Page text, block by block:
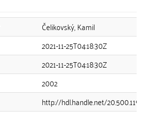
Čelikovský, Kamil
2021-11-25T04:18:30Z
2021-11-25T04:18:30Z
2002
http://hdl.handle.net/